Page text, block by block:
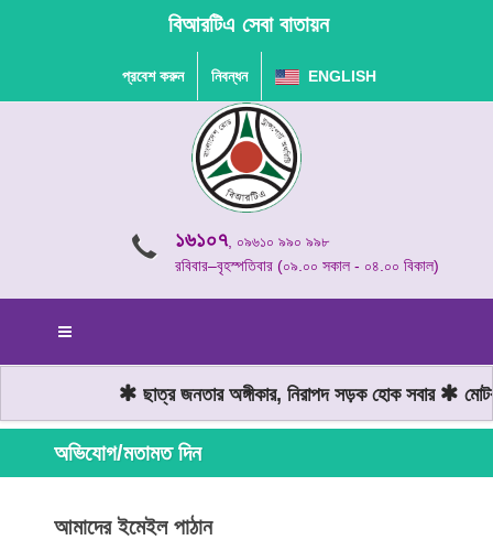
বিআরটিএ সেবা বাতায়ন
প্রবেশ করুন নিবন্ধন ENGLISH
১৬১০৭, ০৯৬১০ ৯৯০ ৯৯৮
রবিবার–বৃহস্পতিবার (০৯.০০ সকাল - ০৪.০০ বিকাল)
ছাত্র জনতার অঙ্গীকার, নিরাপদ সড়ক হোক সবার
অভিযোগ/মতামত দিন
আমাদের ইমেইল পাঠান